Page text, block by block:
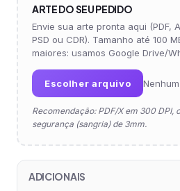
ARTE DO SEU PEDIDO
Envie sua arte pronta aqui (PDF,
PSD ou CDR). Tamanho até 100
maiores: usamos Google Drive/
Escolher arquivo
Recomendação: PDF/X em 300 DPI,
segurança (sangria) de 3mm.
ADICIONAIS